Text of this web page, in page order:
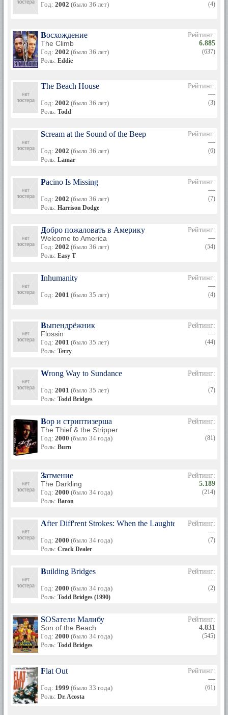
Год: 2002 (было 36 лет) (4)
Восхождение
The Climb
Год: 2002 (было 36 лет)
Роль: Eddie
Рейтинг:
6.885
(637)
The Beach House
Год: 2002 (было 36 лет)
Роль: Todd
Рейтинг:
—
(3)
Scream at the Sound of the Beep
Год: 2002 (было 36 лет)
Роль: Lamar
Рейтинг:
—
(6)
Pacino Is Missing
Год: 2002 (было 36 лет)
Роль: Harrison Dodge
Рейтинг:
—
(7)
Добро пожаловать в Америку
Welcome to America
Год: 2002 (было 36 лет)
Роль: Easy T
Рейтинг:
—
(54)
Inhumanity
Год: 2001 (было 35 лет)
Рейтинг:
—
(4)
Выпендрёжник
Flossin
Год: 2001 (было 35 лет)
Роль: Terry
Рейтинг:
—
(44)
Wrong Way to Sundance
Год: 2001 (было 35 лет)
Роль: Todd Bridges
Рейтинг:
—
(7)
Вор и стриптизерша
The Thief & the Stripper
Год: 2000 (было 34 года)
Роль: Burn
Рейтинг:
—
(81)
Затмение
The Darkling
Год: 2000 (было 34 года)
Роль: Baron
Рейтинг:
5.189
(214)
After Diff'rent Strokes: When the Laughter Stopped
Год: 2000 (было 34 года)
Роль: Crack Dealer
Рейтинг:
—
(7)
Building Bridges
Год: 2000 (было 34 года)
Роль: Todd Bridges (1990)
Рейтинг:
—
(2)
SOSатели Малибу
Son of the Beach
Год: 2000 (было 34 года)
Роль: Todd Bridges
Рейтинг:
4.831
(545)
Flat Out
Год: 1999 (было 33 года)
Роль: Dr. Acosta
Рейтинг:
—
(61)